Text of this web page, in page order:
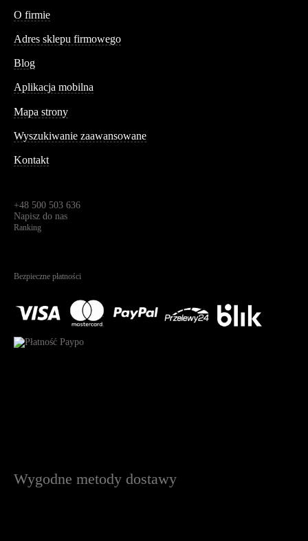
O firmie
Adres sklepu firmowego
Blog
Aplikacja mobilna
Mapa strony
Wyszukiwanie zaawansowane
Kontakt
+48 500 503 636
Napisz do nas
Ranking
Bezpieczne płatności
Wygodne metody dostawy